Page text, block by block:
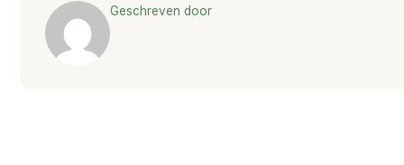
Geschreven door